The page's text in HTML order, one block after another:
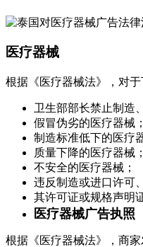
医疗器械
根据《医疗器械法》，对
卫生部部长禁止制造
假冒伪劣的医疗器械；
制造标准低下的医疗
质量下降的医疗器械；
不安全的医疗器械；
违反制造或进口许可
其许可证或规格声明
医疗器械广告执照
根据《医疗器械法》，商家